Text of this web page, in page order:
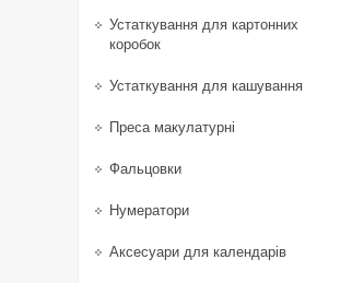
Устаткування для картонних
коробок
Устаткування для кашування
Преса макулатурні
Фальцовки
Нумератори
Аксесуари для календарів